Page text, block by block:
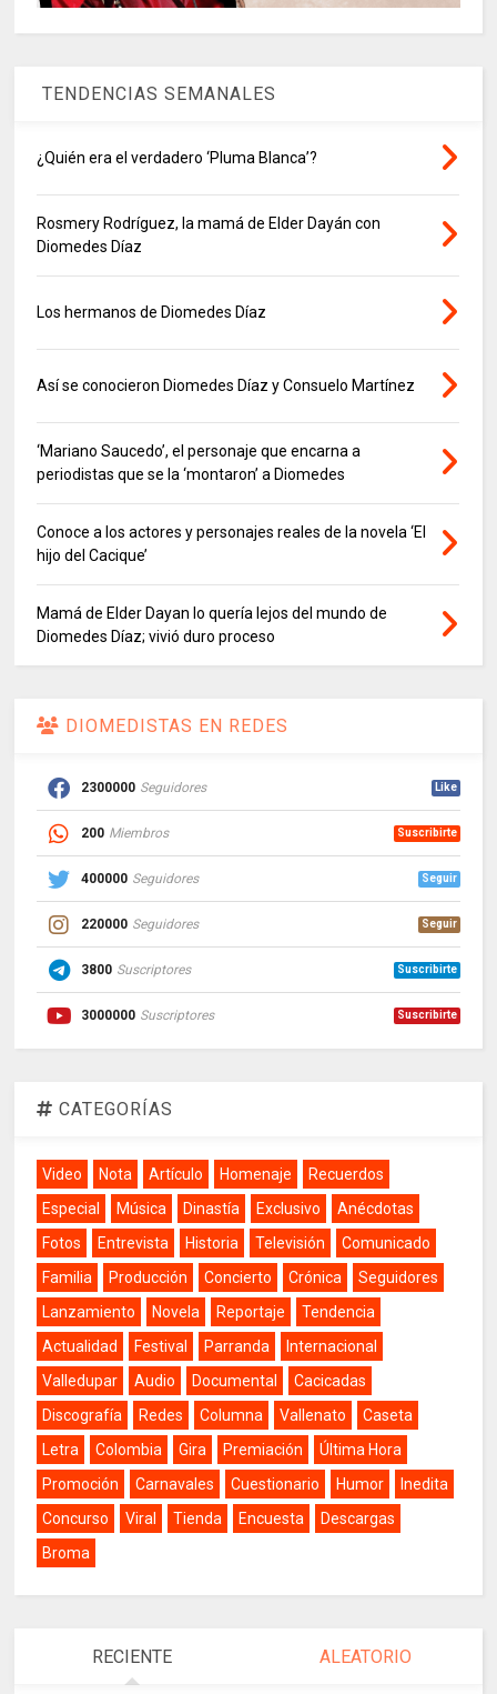
TENDENCIAS SEMANALES
¿Quién era el verdadero ‘Pluma Blanca’?
Rosmery Rodríguez, la mamá de Elder Dayán con
Diomedes Díaz
Los hermanos de Diomedes Díaz
Así se conocieron Diomedes Díaz y Consuelo Martínez
‘Mariano Saucedo’, el personaje que encarna a
periodistas que se la ‘montaron’ a Diomedes
Conoce a los actores y personajes reales de la novela ‘El
hijo del Cacique’
Mamá de Elder Dayan lo quería lejos del mundo de
Diomedes Díaz; vivió duro proceso
DIOMEDISTAS EN REDES
2300000 Seguidores Like
200 Miembros Suscribirte
400000 Seguidores Seguir
220000 Seguidores Seguir
3800 Suscriptores Suscribirte
3000000 Suscriptores Suscribirte
CATEGORÍAS
Video Nota Artículo Homenaje
Recuerdos
Especial
Música Dinastía Exclusivo
Anécdotas
Fotos
Entrevista Historia Televisión
Comunicado
Familia
Producción Concierto Crónica
Seguidores
Lanzamiento
Novela Reportaje
Tendencia
Actualidad
Festival Parranda
Internacional
Valledupar
Audio Documental
Cacicadas
Discografía
Redes Columna Vallenato
Caseta
Letra
Colombia Gira Premiación
Última Hora
Promoción
Carnavales Cuestionario Humor
Inedita
Concurso
Viral Tienda Encuesta
Descargas
Broma
RECIENTE ALEATORIO